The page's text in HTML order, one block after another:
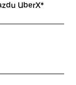
UberX*